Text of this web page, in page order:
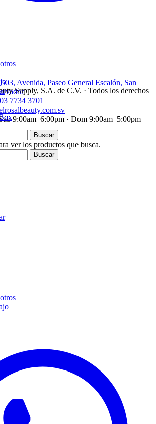
Avenida, Paseo General Escalón, San
7734 3701
9:00am–6:00pm · Dom 9:00am–5:00pm
Supply, S.A. de C.V. · Todos los derechos
Buscar
ver los productos que busca.
Buscar